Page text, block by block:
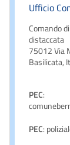
Ufficio
Comando
distaccata
75012 Via
Basilicata,
PEC:
PEC: